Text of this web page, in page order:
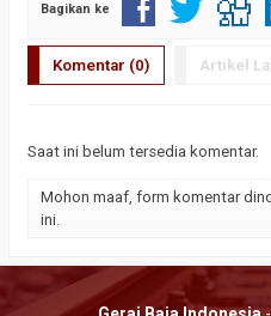
Bagikan ke
Komentar (0) Artikel
Saat ini belum tersedia komentar.
Mohon maaf, form komentar
ini.